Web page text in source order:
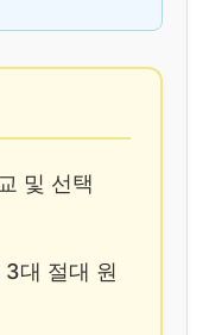
및 선택
대 절대 원